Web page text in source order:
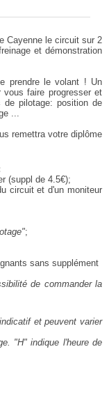
Cayenne le circuit sur 2
et démonstration
prendre le volant ! Un
vous faire progresser et
pilotage: position de
...
remettra votre diplôme
(suppl de 4.5€);
circuit et d'un moniteur
;
sans supplément
de commander la
et peuvent varier
"H" indique l'heure de